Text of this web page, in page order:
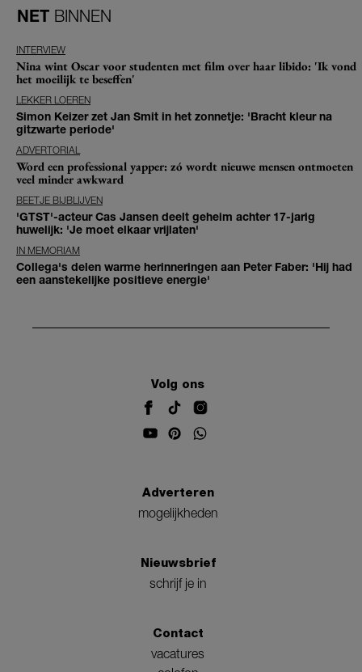
NET BINNEN
INTERVIEW
Nina wint Oscar voor studenten met film over haar libido: 'Ik vond
het moeilijk te beseffen'
LEKKER LOEREN
Simon Keizer zet Jan Smit in het zonnetje: 'Bracht kleur na
gitzwarte periode'
ADVERTORIAL
Word een professional yapper: zó wordt nieuwe mensen ontmoeten
veel minder awkward
BEETJE BIJBLIJVEN
'GTST'-acteur Cas Jansen deelt geheim achter 17-jarig
huwelijk: 'Je moet elkaar vrijlaten'
IN MEMORIAM
Collega's delen warme herinneringen aan Peter Faber: 'Hij had
een aanstekelijke positieve energie'
Volg ons
Adverteren
mogelijkheden
Nieuwsbrief
schrijf je in
Contact
vacatures